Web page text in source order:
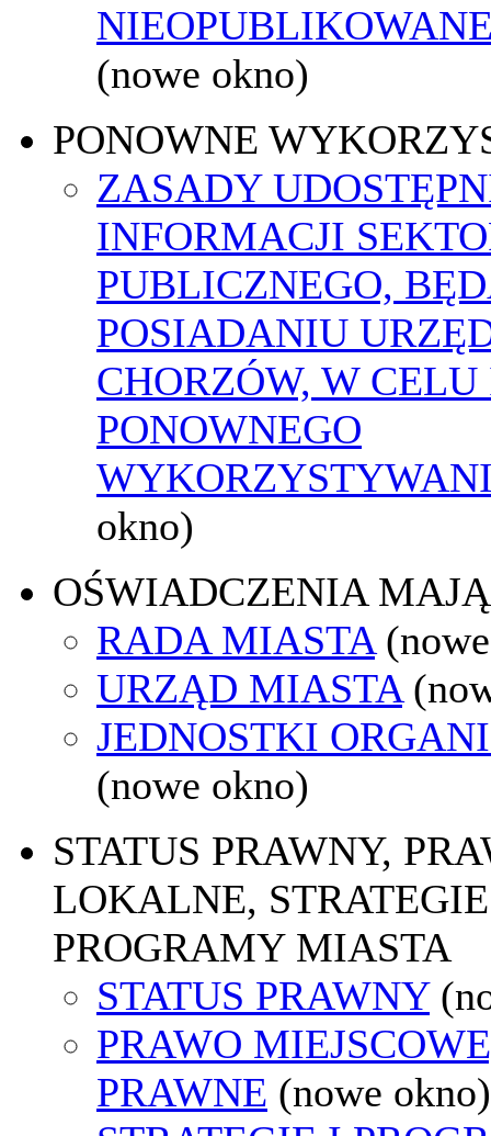
(nowe okno)
PONOWNE
ZASADY
INFORMACJI
PUBLICZNEGO,
POSIADANIU
CHORZÓW, W
PONOWNEGO
okno)
OŚWIADCZENIA
RADA MIASTA
URZĄD MIASTA
JEDNOSTKI
(nowe okno)
STATUS PRAWNY,
LOKALNE,
PROGRAMY MIASTA
STATUS PRAWNY
PRAWO
PRAWNE (nowe okno)